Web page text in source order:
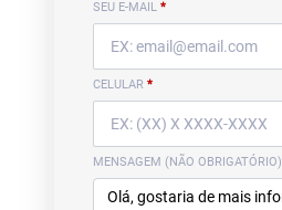
SEU E-MAIL *
CELULAR *
MENSAGEM (NÃO OBRIGATÓRIO)